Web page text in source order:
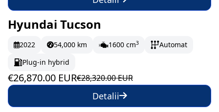
În stoc 447.83 EUR/lună
Hyundai Tucson
2022 54,000 km 1600 cm3
Automat
Plug-in hybrid
€26,870.00 EUR€28,320.00 EUR
Detalii